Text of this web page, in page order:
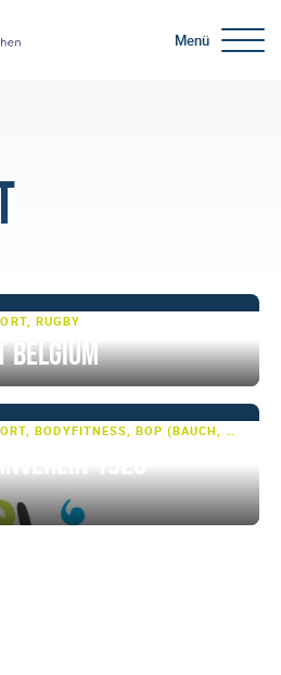
Menü
RUGBY
Belgium
1928